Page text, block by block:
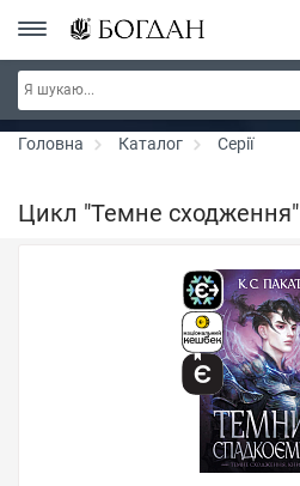
Серія "Чейзіана" ~ знижка 20%
Головна Каталог Серії
Цикл "Темне сходження"